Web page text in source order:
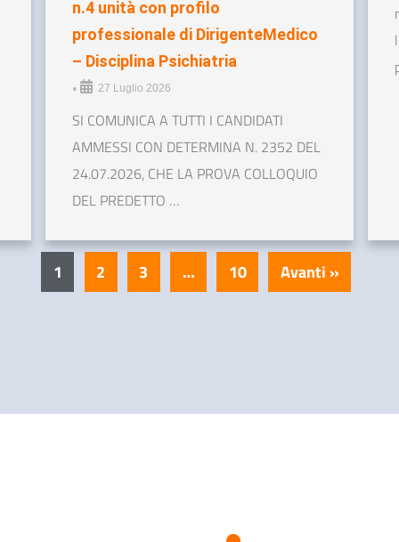
n.4 unità con profilo
professionale di DirigenteMedico
– Disciplina Psichiatria
• 27 Luglio 2026
SI COMUNICA A TUTTI I CANDIDATI
AMMESSI CON DETERMINA N. 2352 DEL
24.07.2026, CHE LA PROVA COLLOQUIO
DEL PREDETTO …
1 2 3 … 10 Avanti »